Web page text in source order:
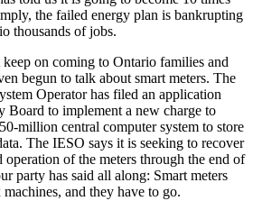
the failed energy plan is bankrupting
thousands of jobs.
on coming to Ontario families and
begun to talk about smart meters. The
Operator has filed an application
Board to implement a new charge to
million central computer system to store
The IESO says it is seeking to recover
operation of the meters through the end of
party has said all along: Smart meters
and they have to go.